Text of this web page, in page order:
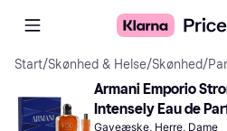
Start/Skønhed & Helse/Skønhed/
Armani Emporio
Intensely Eau de
Gaveæske, Herre, Dame